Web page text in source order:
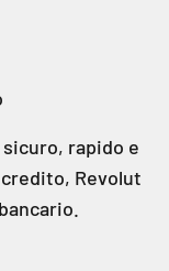
rapido e
Revolut